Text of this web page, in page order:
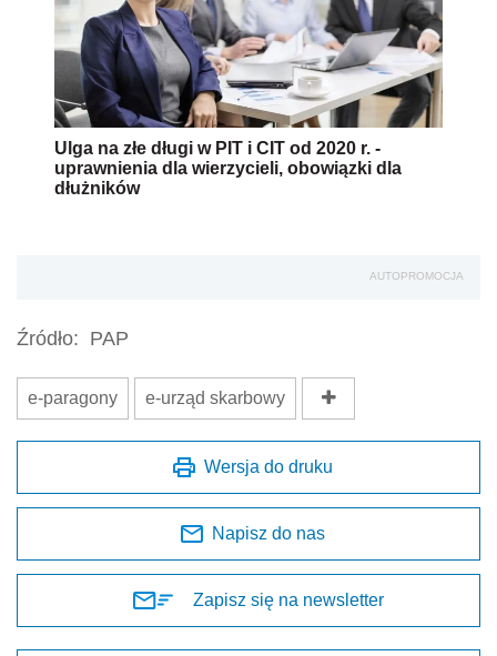
Ulga na złe długi w PIT i CIT od 2020 r. -
uprawnienia dla wierzycieli, obowiązki dla
dłużników
AUTOPROMOCJA
Źródło: PAP
e-paragony e-urząd skarbowy
Wersja do druku
Napisz do nas
Zapisz się na newsletter